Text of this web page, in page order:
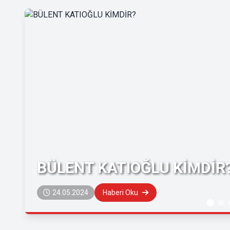
BÜLENT KATIOĞLU
24.05.2024 Haberi Oku